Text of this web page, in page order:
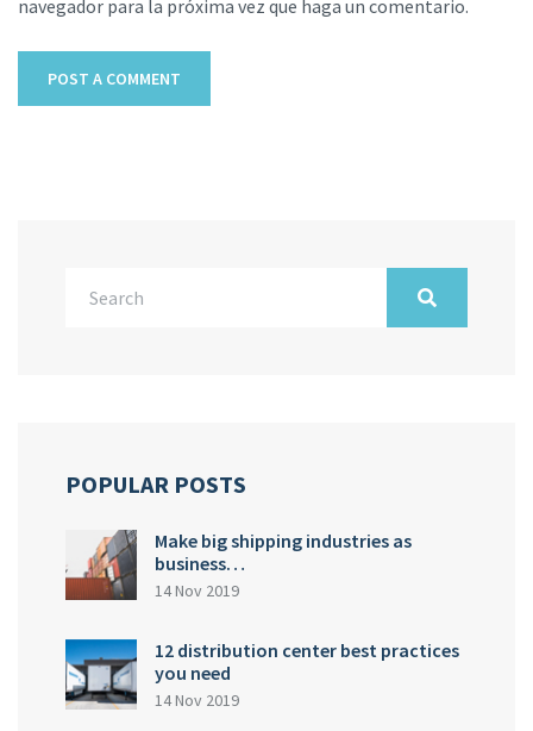
navegador para la próxima vez que haga un comentario.
POPULAR POSTS
Make big shipping industries as
business…
14 Nov 2019
12 distribution center best practices
you need
14 Nov 2019